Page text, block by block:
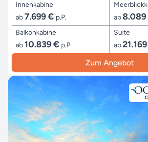
Innenkabine
ab7.699 € p.P.
ab8.089
Balkonkabine
ab10.839 € p.P.
Suite
ab
Zum Angebot